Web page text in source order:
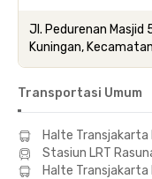
Jl. Pedurenan Masjid
Kuningan,
Transportasi Umum
Halte Transjakarta
Stasiun LRT
Halte Transjakarta